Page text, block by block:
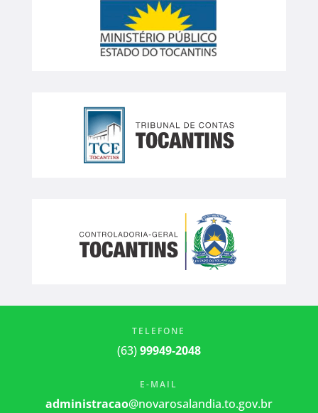
TELEFONE
(63)99949-2048
E-MAIL
administracao@novarosalandia.to.gov.br